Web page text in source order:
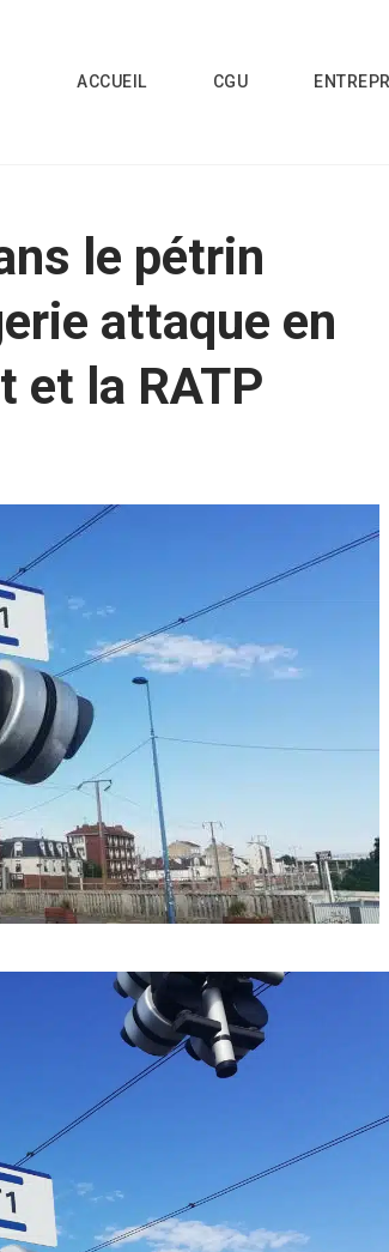
ACCUEIL CGU
le pétrin
attaque en
et la RATP